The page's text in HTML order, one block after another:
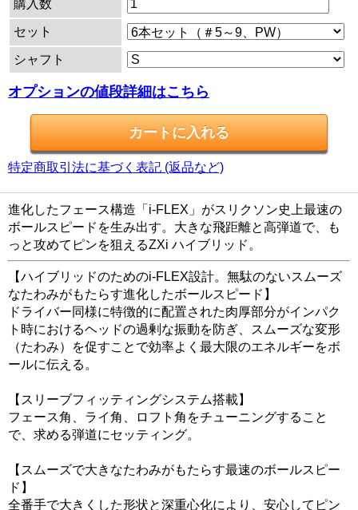
購入数
セット
シャフト
オプションの値段詳細はこちら
特定商取引法に基づく表記 (返品など)
進化したフェース構造「i-FLEX」がスリクソン史上最速の
ボールスピードを生み出す。大きな飛距離と高弾道で、も
っと攻めてピンを狙えるZXi ハイブリッド。
【ハイブリッドのためのi-FLEX設計。無駄のないスムーズ
なたわみがもたらす進化したボールスピード】
ドライバー同様に特徴的に配置された肉厚部分がインパク
ト時におけるヘッドの過剰な振動を防ぎ、スムーズな変形
（たわみ）を促すことで効率よく最大限のエネルギーをボ
ールに伝える。
【スリーブフィッティングシステム搭載】
フェース角、ライ角、ロフト角をチューニングすること
で、求める弾道にセッティング。
【スムーズで大きなたわみがもたらす最速のボールスピー
ド】
全番手で大きくした形状と深重心化により、安心してピン